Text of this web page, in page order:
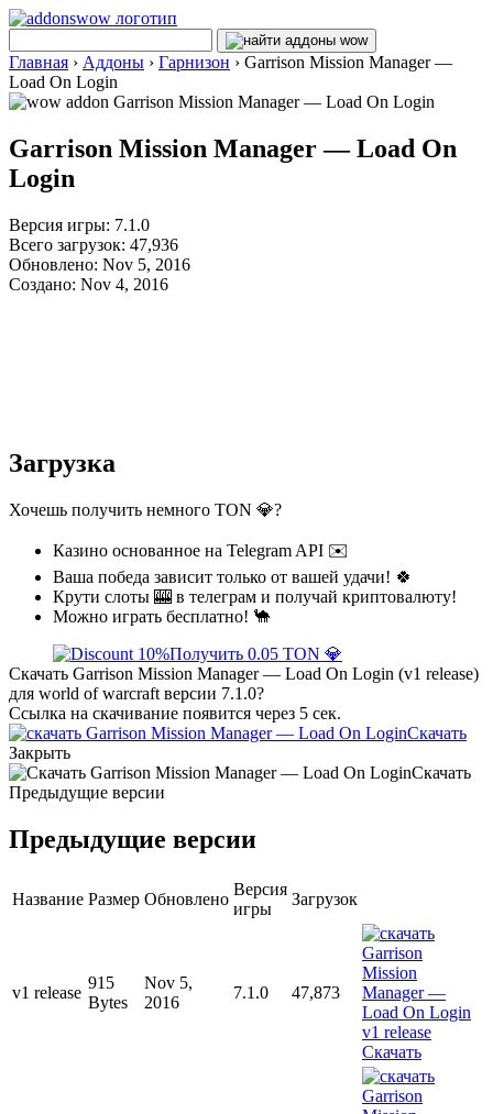
Главная › Аддоны › Гарнизон › Garrison Mission Manager —
Load On Login
Garrison Mission Manager — Load On
Login
Версия игры: 7.1.0
Всего загрузок: 47,936
Обновлено: Nov 5, 2016
Создано: Nov 4, 2016
Загрузка
Хочешь получить немного TON 💎?
Казино основанное на Telegram API ✉️
Ваша победа зависит только от вашей удачи! 🍀
Крути слоты 🎰 в телеграм и получай криптовалюту!
Можно играть бесплатно! 🐪
Получить 0.05 TON 💎
Скачать Garrison Mission Manager — Load On Login (v1 release)
для world of warcraft версии 7.1.0?
Ссылка на скачивание появится через 5 сек.
Скачать
Закрыть
Скачать
Предыдущие версии
Предыдущие версии
Название Размер Обновлено
Версия
игры
Загрузок
v1 release
915
Bytes
Nov 5,
2016
7.1.0 47,873
Скачать